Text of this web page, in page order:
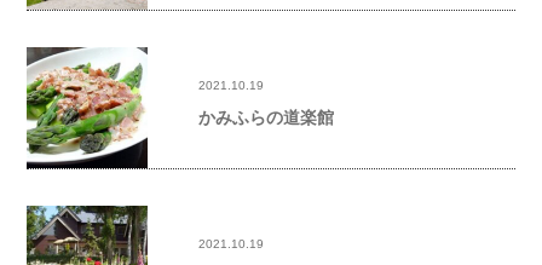
2021.10.19
かみふらの道楽館
2021.10.19